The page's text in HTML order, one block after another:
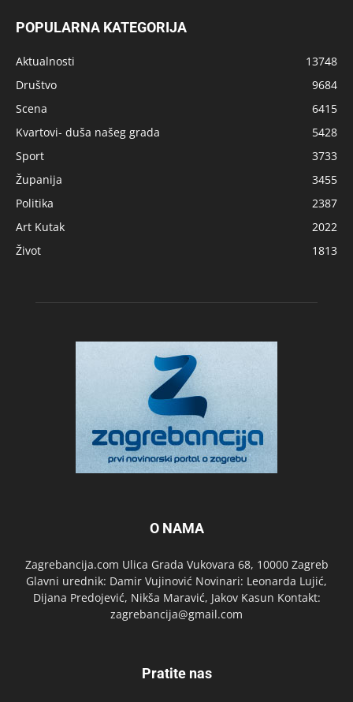
POPULARNA KATEGORIJA
Aktualnosti
13748
Društvo
9684
Scena
6415
Kvartovi- duša našeg grada
5428
Sport
3733
Županija
3455
Politika
2387
Art Kutak
2022
Život
1813
O NAMA
Zagrebancija.com Ulica Grada Vukovara 68, 10000 Zagreb
Glavni urednik: Damir Vujinović Novinari: Leonarda Lujić,
Dijana Predojević, Nikša Maravić, Jakov Kasun Kontakt:
zagrebancija@gmail.com
Pratite nas